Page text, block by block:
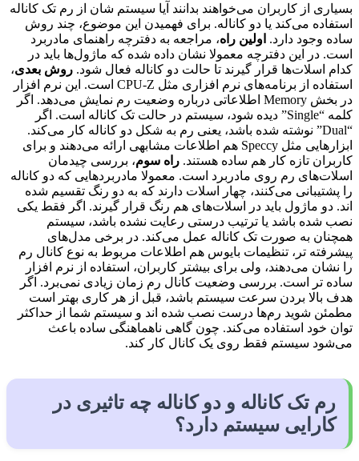
بسیاری از کاربران می‌خواهند بدانند آیا سیستم شان از رم تک کاناله
استفاده می‌کند یا دو کاناله. برای فهمیدن این موضوع، چند روش
ساده وجود دارد. اولین راه، مراجعه به دفترچه راهنمای مادربرد
است. در این دفترچه معمولا نشان داده شده که ماژول‌ها باید در
کدام اسلات‌ها قرار گیرند تا حالت دو کاناله فعال شود. روش بعدی،
استفاده از برنامه‌های نرم افزاری مثل CPU-Z است. این نرم افزار
در بخش Memory اطلاعاتی درباره وضعیت رم نمایش می‌دهد. اگر
کلمه “Single” دیده شود، سیستم در حالت تک کاناله است. اگر
“Dual” نوشته شده باشد، یعنی رم به شکل دو کاناله کار می‌کند.
ابزارهایی مثل Speccy هم اطلاعات مشابهی ارائه می‌دهند و برای
کاربران تازه کار هم ساده هستند. راه سوم، بررسی چیدمان
اسلات‌های رم روی مادربرد است. معمولا مادربردهایی که دو کاناله
را پشتیبانی می‌کنند، چهار اسلات دارند که به دو رنگ تقسیم شده
اند. دو ماژول باید در اسلات‌های هم رنگ قرار گیرند. اگر فقط یکی
نصب شده باشد یا ترتیب درستی رعایت نشده باشد، سیستم
همچنان به صورت تک کاناله عمل می‌کند. در برخی مدل‌های
پیشرفته تر، تنظیمات بایوس هم اطلاعات مربوط به نوع کانال رم
را نشان می‌دهند، ولی برای بیشتر کاربران، استفاده از نرم افزار
ساده تر است. بررسی وضعیت کانال رم زمان زیادی نمی‌برد. اگر
هدف بالا بردن سرعت سیستم باشد، قبل از هر کاری بهتر است
مطمئن شوید رم‌ها درست نصب شده اند و سیستم شما از حداکثر
توان خود استفاده می‌کند. چون گاهی ناهماهنگی ساده باعث
می‌شود سیستم فقط روی یک کانال کار کند.
رم تک کاناله و دو کاناله چه تاثیری در
کارایی سیستم دارد؟